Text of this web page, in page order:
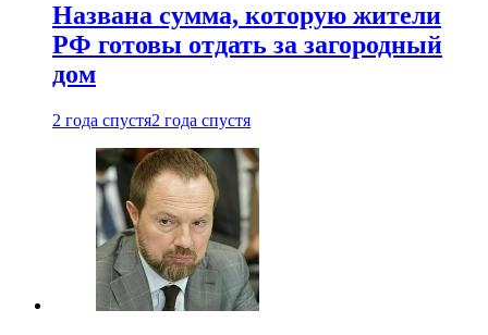
Названа сумма, которую жители
РФ готовы отдать за загородный
дом
2 года спустя2 года спустя